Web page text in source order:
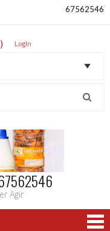
67562546
LogIn
Agir